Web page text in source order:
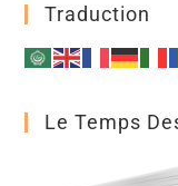
Traduction
Le Temps